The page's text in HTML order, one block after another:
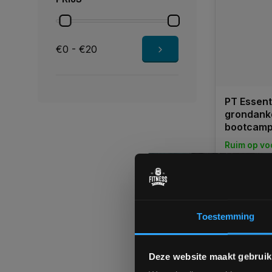
Toestemming
Deze website maakt
€0 - €20
PT
bootcamp
Ruim op
€15,95